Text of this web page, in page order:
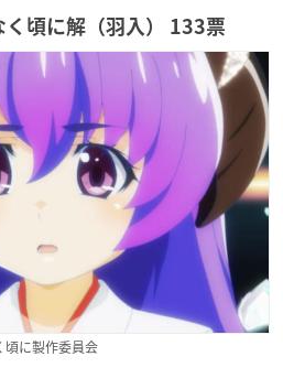
頃に解（羽入） 133票
に製作委員会